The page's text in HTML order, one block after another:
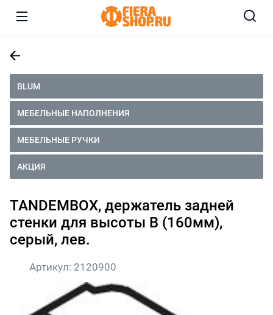
BLUM
МЕБЕЛЬНЫЕ НАПОЛНЕНИЯ
МЕБЕЛЬНЫЕ РУЧКИ
АКЦИЯ
TANDEMBOX, держатель задней
стенки для высоты В (160мм),
серый, лев.
Артикул: 2120900